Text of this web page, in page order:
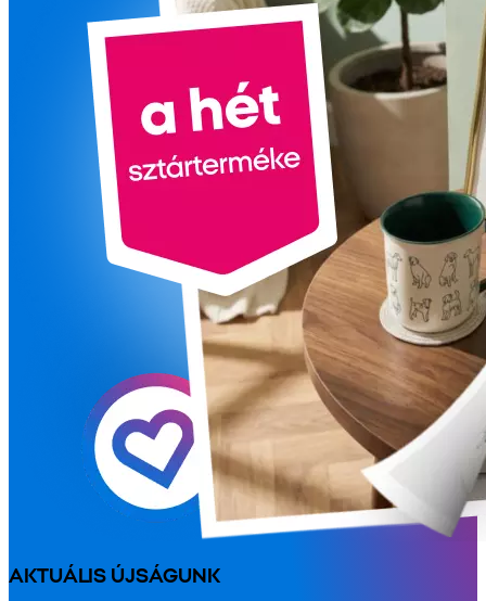
AKTUÁLIS ÚJSÁGUNK